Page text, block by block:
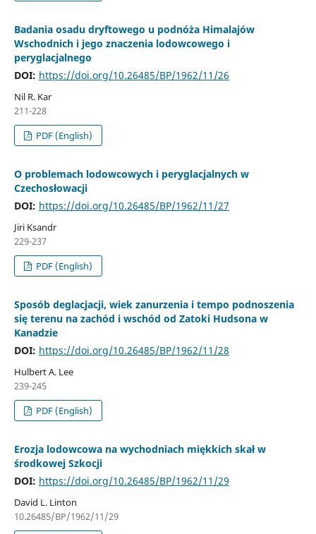
Badania osadu dryftowego u podnóża Himalajów
Wschodnich i jego znaczenia lodowcowego i
peryglacjalnego
DOI: https://doi.org/10.26485/BP/1962/11/26
Nil R. Kar
211-228
PDF (English)
O problemach lodowcowych i peryglacjalnych w
Czechosłowacji
DOI: https://doi.org/10.26485/BP/1962/11/27
Jiri Ksandr
229-237
PDF (English)
Sposób deglacjacji, wiek zanurzenia i tempo podnoszenia
się terenu na zachód i wschód od Zatoki Hudsona w
Kanadzie
DOI: https://doi.org/10.26485/BP/1962/11/28
Hulbert A. Lee
239-245
PDF (English)
Erozja lodowcowa na wychodniach miękkich skał w
środkowej Szkocji
DOI: https://doi.org/10.26485/BP/1962/11/29
David L. Linton
10.26485/BP/1962/11/29